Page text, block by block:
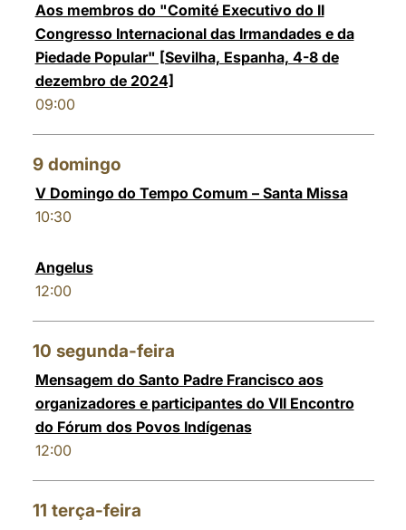
Aos membros do "Comité Executivo do II
Congresso Internacional das Irmandades e da
Piedade Popular" [Sevilha, Espanha, 4-8 de
dezembro de 2024]
09:00
9 domingo
V Domingo do Tempo Comum – Santa Missa
10:30
Angelus
12:00
10 segunda-feira
Mensagem do Santo Padre Francisco aos
organizadores e participantes do VII Encontro
do Fórum dos Povos Indígenas
12:00
11 terça-feira